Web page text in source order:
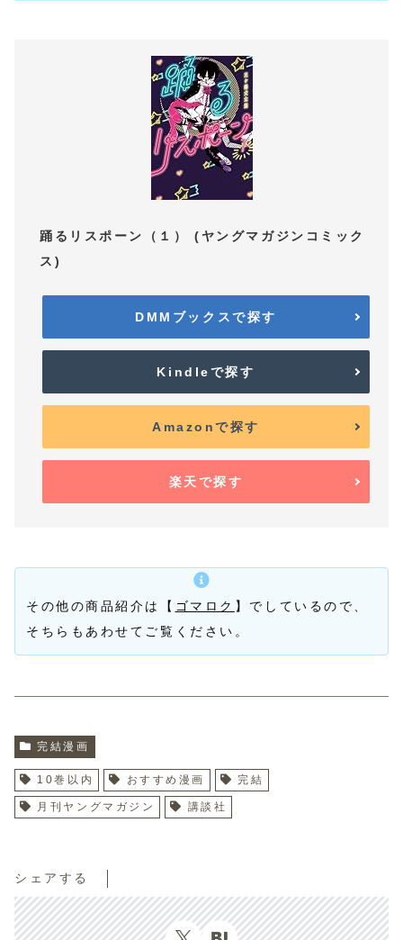
踊るリスポーン（１） (ヤングマガジンコミック
ス)
DMMブックスで探す
Kindleで探す
Amazonで探す
楽天で探す
その他の商品紹介は【 ゴマロク 】でしているので、
そちらもあわせてご覧ください。
完結漫画
10巻以内 おすすめ漫画 完結
月刊ヤングマガジン 講談社
シェアする